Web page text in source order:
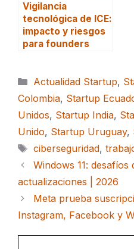
Vigilancia
tecnológica de ICE:
impacto y riesgos
para founders
Categorías
Actualidad Startup,
Colombia, Startup
Unidos, Startup India,
Unido, Startup Uruguay,
Etiquetas
ciberseguridad,
Windows 11: desafíos
actualizaciones | 2026
Meta prueba
Instagram, Facebook y